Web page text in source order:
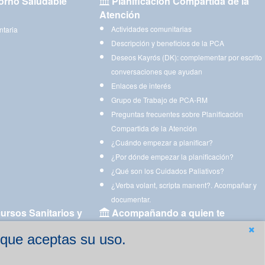
aceptas su uso.
Atención
Actividades comunitarias
Descripción y beneficios de la PCA
Deseos Kayrós (DK): complementar por escrito
conversaciones que ayudan
Enlaces de interés
Grupo de Trabajo de PCA-RM
Preguntas frecuentes sobre Planificación
Compartida de la Atención
¿Cuándo empezar a planificar?
¿Por dónde empezar la planificación?
¿Qué son los Cuidados Paliativos?
¿Verba volant, scripta manent?. Acompañar y
documentar.
Sanitarios y
Acompañando a quien te
Aplicaciones para descargar